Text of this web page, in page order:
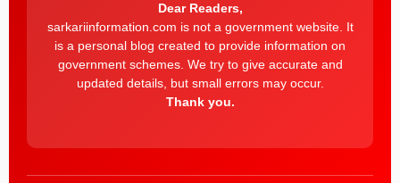
Dear Readers,
sarkariinformation.com is not a government website. It
is a personal blog created to provide information on
government schemes. We try to give accurate and
updated details, but small errors may occur.
Thank you.